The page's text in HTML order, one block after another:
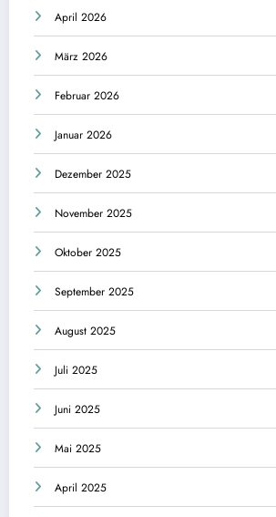
April 2026
März 2026
Februar 2026
Januar 2026
Dezember 2025
November 2025
Oktober 2025
September 2025
August 2025
Juli 2025
Juni 2025
Mai 2025
April 2025